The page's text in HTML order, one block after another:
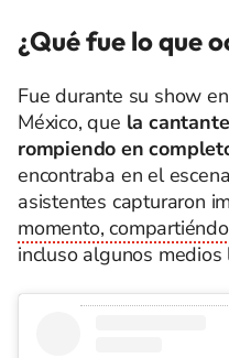
¿Qué fue lo que
Fue durante su show
México, que la
rompiendo en
encontraba en el
asistentes capturaron
momento,
incluso algunos